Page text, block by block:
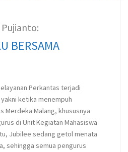
BERSAMA
Perkantas terjadi
ketika menempuh
Merdeka Malang, khususnya
di Unit Kegiatan Mahasiswa
Jubilee sedang getol menata
sehingga semua pengurus